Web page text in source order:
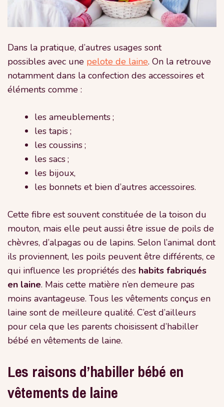
Dans la pratique, d’autres usages sont
possibles avec une pelote de laine. On la retrouve
notamment dans la confection des accessoires et
éléments comme :
les ameublements ;
les tapis ;
les coussins ;
les sacs ;
les bijoux,
les bonnets et bien d’autres accessoires.
Cette fibre est souvent constituée de la toison du
mouton, mais elle peut aussi être issue de poils de
chèvres, d’alpagas ou de lapins. Selon l’animal dont
ils proviennent, les poils peuvent être différents, ce
qui influence les propriétés des habits fabriqués
en laine. Mais cette matière n’en demeure pas
moins avantageuse. Tous les vêtements conçus en
laine sont de meilleure qualité. C’est d’ailleurs
pour cela que les parents choisissent d’habiller
bébé en vêtements de laine.
Les raisons d’habiller bébé en
vêtements de laine